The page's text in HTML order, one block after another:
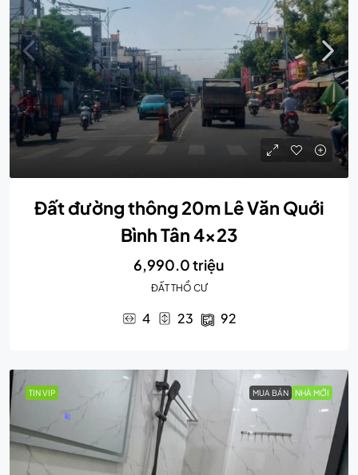
Đất đường thông 20m Lê Văn Quới
Bình Tân 4×23
6,990.0 triệu
ĐẤT THỔ CƯ
4 23 92
TIN VIP MUA BÁN NHÀ MỚI